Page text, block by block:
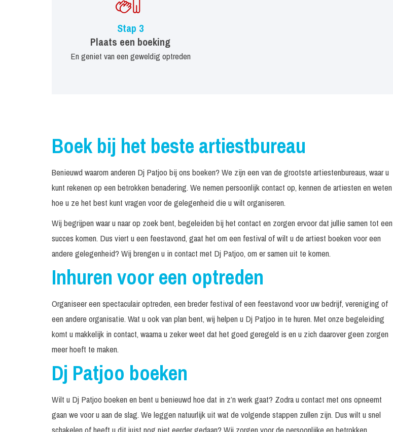
Stap 3
Plaats een boeking
En geniet van een geweldig optreden
Boek bij het beste artiestbureau
Benieuwd waarom anderen Dj Patjoo bij ons boeken? We zijn een van de grootste artiestenbureaus, waar u
kunt rekenen op een betrokken benadering. We nemen persoonlijk contact op, kennen de artiesten en weten
hoe u ze het best kunt vragen voor de gelegenheid die u wilt organiseren.
Wij begrijpen waar u naar op zoek bent, begeleiden bij het contact en zorgen ervoor dat jullie samen tot een
succes komen. Dus viert u een feestavond, gaat het om een festival of wilt u de artiest boeken voor een
andere gelegenheid? Wij brengen u in contact met Dj Patjoo, om er samen uit te komen.
Inhuren voor een optreden
Organiseer een spectaculair optreden, een breder festival of een feestavond voor uw bedrijf, vereniging of
een andere organisatie. Wat u ook van plan bent, wij helpen u Dj Patjoo in te huren. Met onze begeleiding
komt u makkelijk in contact, waarna u zeker weet dat het goed geregeld is en u zich daarover geen zorgen
meer hoeft te maken.
Dj Patjoo boeken
Wilt u Dj Patjoo boeken en bent u benieuwd hoe dat in z’n werk gaat? Zodra u contact met ons opneemt
gaan we voor u aan de slag. We leggen natuurlijk uit wat de volgende stappen zullen zijn. Dus wilt u snel